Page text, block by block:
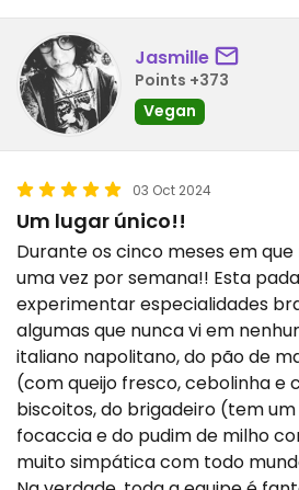
Jasmille
Points +373
Vegan
03 Oct 2024
Um lugar único!!
Durante os cinco meses em
uma vez por semana!! Esta
experimentar especialidades
algumas que nunca vi em
italiano napolitano, do pão de
(com queijo fresco, cebolinha e
biscoitos, do brigadeiro (tem
focaccia e do pudim de milho
muito simpática com todo